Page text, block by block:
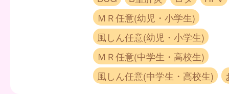
ＭＲ任意(幼児・小学生)
風しん任意(幼児・小学生)
ＭＲ任意(中学生・高校生)
風しん任意(中学生・高校生)